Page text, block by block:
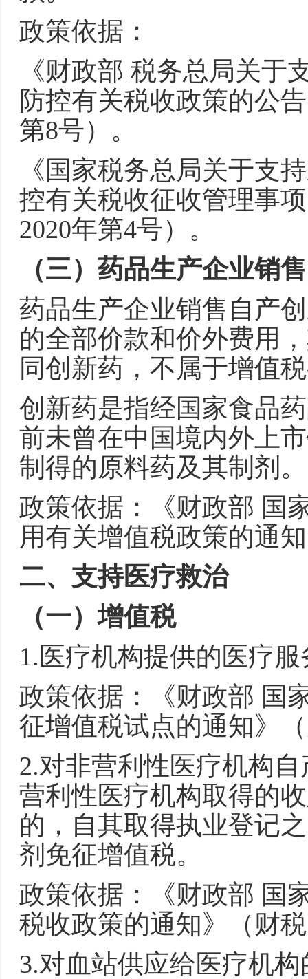
政策依据：
《财政部 税务总局关于
防控有关税收政策的公
第8号）。
《国家税务总局关于支
控有关税收征收管理事
2020年第4号）。
（三）药品生产企业销
药品生产企业销售自产
的全部价款和价外费用
同创新药，不属于增值
创新药是指经国家食品
前未曾在中国境内外上
制得的原料药及其制剂。
政策依据：《财政部 国
用有关增值税政策的通
二、支持医疗救治
（一）增值税
1.医疗机构提供的医疗
政策依据：《财政部 国
征增值税试点的通知》
2.对非营利性医疗机构
营利性医疗机构取得的
的，自其取得执业登记
剂免征增值税。
政策依据：《财政部 国
税收政策的通知》（财
3.对血站供应给医疗机